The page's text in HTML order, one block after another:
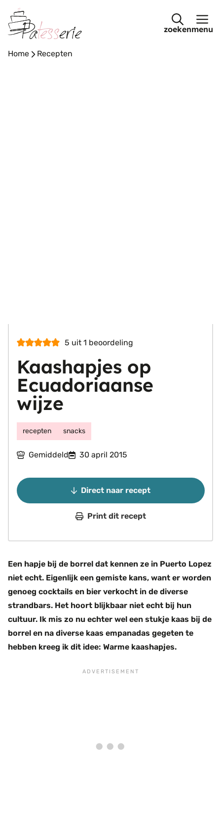
naar
de
menu
Home - Recepten
5 uit 1 beoordeling
Kaashapjes op
Ecuadoriaanse
wijze
recepten snacks
Gemiddeld 30 april 2015
Direct naar recept
Print dit recept
Een hapje bij de borrel dat kennen ze in Puerto Lopez
niet echt. Eigenlijk een gemiste kans, want er worden
genoeg cocktails en bier verkocht in de diverse
strandbars. Het hoort blijkbaar niet echt bij hun
cultuur. Ik mis zo nu echter wel een stukje kaas bij de
borrel en na diverse kaas empanadas gegeten te
hebben kreeg ik dit idee: Warme kaashapjes.